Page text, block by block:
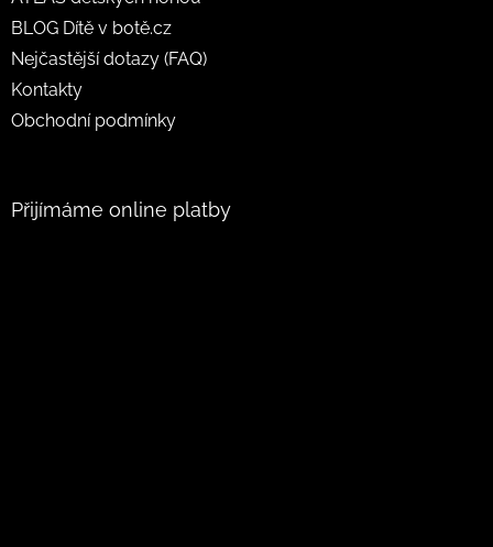
BLOG Dítě v botě.cz
Nejčastější dotazy (FAQ)
Kontakty
Obchodní podmínky
Přijímáme online platby